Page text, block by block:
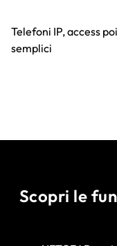
Telefoni IP, access
semplici
Scopri le